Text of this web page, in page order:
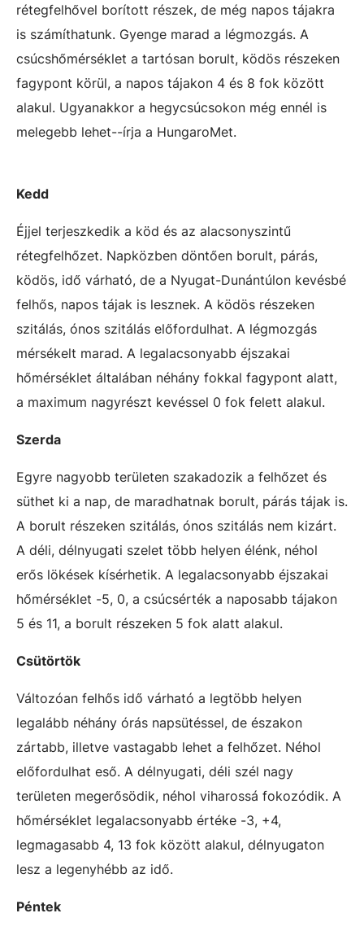
rétegfelhővel borított részek, de még napos tájakra
is számíthatunk. Gyenge marad a légmozgás. A
csúcshőmérséklet a tartósan borult, ködös részeken
fagypont körül, a napos tájakon 4 és 8 fok között
alakul. Ugyanakkor a hegycsúcsokon még ennél is
melegebb lehet--írja a HungaroMet.
Kedd
Éjjel terjeszkedik a köd és az alacsonyszintű
rétegfelhőzet. Napközben döntően borult, párás,
ködös, idő várható, de a Nyugat-Dunántúlon kevésbé
felhős, napos tájak is lesznek. A ködös részeken
szitálás, ónos szitálás előfordulhat. A légmozgás
mérsékelt marad. A legalacsonyabb éjszakai
hőmérséklet általában néhány fokkal fagypont alatt,
a maximum nagyrészt kevéssel 0 fok felett alakul.
Szerda
Egyre nagyobb területen szakadozik a felhőzet és
süthet ki a nap, de maradhatnak borult, párás tájak is.
A borult részeken szitálás, ónos szitálás nem kizárt.
A déli, délnyugati szelet több helyen élénk, néhol
erős lökések kísérhetik. A legalacsonyabb éjszakai
hőmérséklet -5, 0, a csúcsérték a naposabb tájakon
5 és 11, a borult részeken 5 fok alatt alakul.
Csütörtök
Változóan felhős idő várható a legtöbb helyen
legalább néhány órás napsütéssel, de északon
zártabb, illetve vastagabb lehet a felhőzet. Néhol
előfordulhat eső. A délnyugati, déli szél nagy
területen megerősödik, néhol viharossá fokozódik. A
hőmérséklet legalacsonyabb értéke -3, +4,
legmagasabb 4, 13 fok között alakul, délnyugaton
lesz a legenyhébb az idő.
Péntek